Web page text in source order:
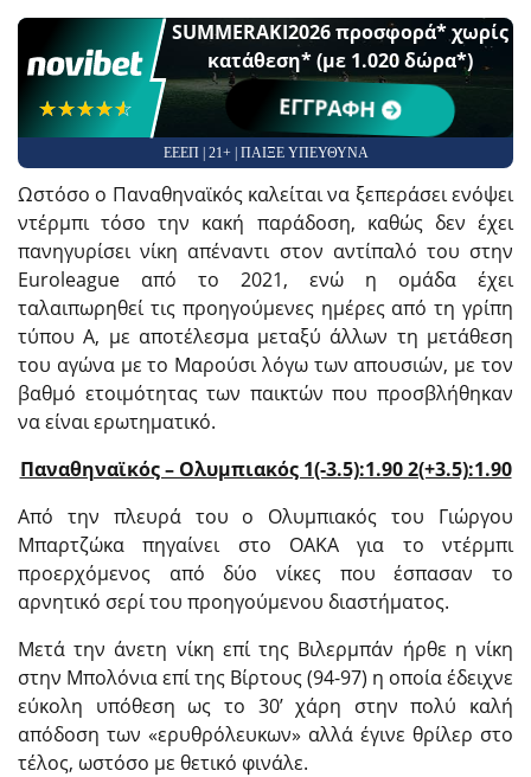
☆☆☆☆☆
★★★★★
SUMMERAKI2026 προσφορά* χωρίς
κατάθεση* (με 1.020 δώρα*)
ΕΓΓΡΑΦΗ
ΕΕΕΠ | 21+ | ΠΑΙΞΕ ΥΠΕΥΘΥΝΑ
Ωστόσο ο Παναθηναϊκός καλείται να ξεπεράσει ενόψει
ντέρμπι τόσο την κακή παράδοση, καθώς δεν έχει
πανηγυρίσει νίκη απέναντι στον αντίπαλό του στην
Euroleague από το 2021, ενώ η ομάδα έχει
ταλαιπωρηθεί τις προηγούμενες ημέρες από τη γρίπη
τύπου Α, με αποτέλεσμα μεταξύ άλλων τη μετάθεση
του αγώνα με το Μαρούσι λόγω των απουσιών, με τον
βαθμό ετοιμότητας των παικτών που προσβλήθηκαν
να είναι ερωτηματικό.
Παναθηναϊκός – Ολυμπιακός 1(-3.5):1.90 2(+3.5):1.90
Από την πλευρά του ο Ολυμπιακός του Γιώργου
Μπαρτζώκα πηγαίνει στο ΟΑΚΑ για το ντέρμπι
προερχόμενος από δύο νίκες που έσπασαν το
αρνητικό σερί του προηγούμενου διαστήματος.
Μετά την άνετη νίκη επί της Βιλερμπάν ήρθε η νίκη
στην Μπολόνια επί της Βίρτους (94-97) η οποία έδειχνε
εύκολη υπόθεση ως το 30’ χάρη στην πολύ καλή
απόδοση των «ερυθρόλευκων» αλλά έγινε θρίλερ στο
τέλος, ωστόσο με θετικό φινάλε.